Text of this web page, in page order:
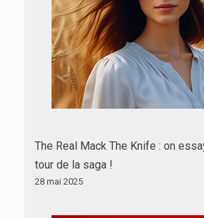
The Real Mack The Knife : on
tour de la saga !
28 mai 2025